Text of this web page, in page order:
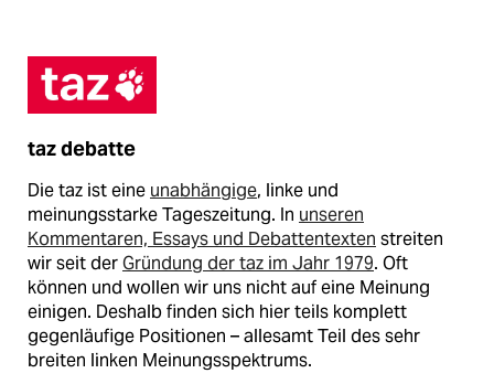
taz debatte
Die taz ist eine unabhängige, linke und
meinungsstarke Tageszeitung. In unseren
Kommentaren, Essays und Debattentexten streiten
wir seit derGründung der taz im Jahr 1979. Oft
können und wollen wir uns nicht auf eine Meinung
einigen. Deshalb finden sich hier teils komplett
gegenläufige Positionen – allesamt Teil des sehr
breiten linken Meinungsspektrums.